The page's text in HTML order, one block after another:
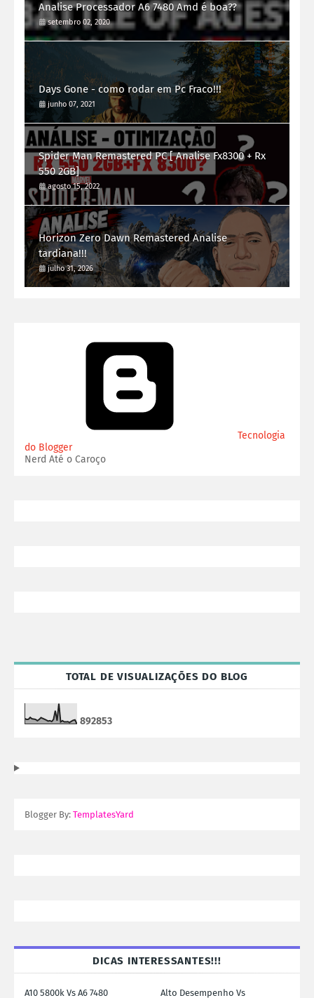
Analise Processador A6 7480 Amd é boa??
setembro 02, 2020
Days Gone - como rodar em Pc Fraco!!!
junho 07, 2021
Spider Man Remastered PC [ Analise Fx8300 + Rx
550 2GB]
agosto 15, 2022
Horizon Zero Dawn Remastered Analise
tardiana!!!
julho 31, 2026
Tecnologia
do Blogger
Nerd Até o Caroço
TOTAL DE VISUALIZAÇÕES DO BLOG
892853
Blogger By: TemplatesYard
DICAS INTERESSANTES!!!
A10 5800k Vs A6 7480
Alto Desempenho Vs